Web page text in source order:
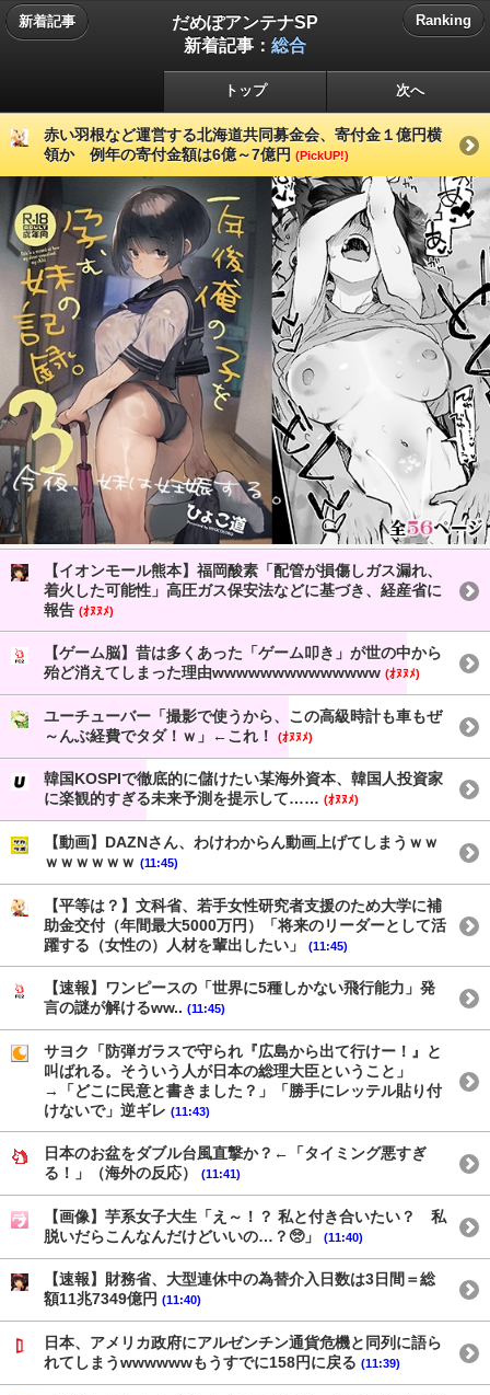
新着記事
だめぽアンテナSP
新着記事： 総合
Ranking
トップ 次へ
赤い羽根など運営する北海道共同募金会、寄付金１億円横
領か 例年の寄付金額は6億～7億円 (PickUP!)
【イオンモール熊本】福岡酸素「配管が損傷しガス漏れ、
着火した可能性」高圧ガス保安法などに基づき、経産省に
報告 (ｵﾇﾇﾒ)
【ゲーム脳】昔は多くあった「ゲーム叩き」が世の中から
殆ど消えてしまった理由wwwwwwwwwwwwww (ｵﾇﾇﾒ)
ユーチューバー「撮影で使うから、この高級時計も車もぜ
～んぶ経費でタダ！ｗ」←これ！
(ｵﾇﾇﾒ)
韓国KOSPIで徹底的に儲けたい某海外資本、韓国人投資家
に楽観的すぎる未来予測を提示して…… (ｵﾇﾇﾒ)
【動画】DAZNさん、わけわからん動画上げてしまうｗｗ
ｗｗｗｗｗｗ (11:45)
【平等は？】文科省、若手女性研究者支援のため大学に補
助金交付（年間最大5000万円）「将来のリーダーとして活
躍する（女性の）人材を輩出したい」
(11:45)
【速報】ワンピースの「世界に5種しかない飛行能力」発
言の謎が解けるww.. (11:45)
サヨク「防弾ガラスで守られ『広島から出て行けー！』と
叫ばれる。そういう人が日本の総理大臣ということ」
→「どこに民意と書きました？」「勝手にレッテル貼り付
けないで」逆ギレ (11:43)
日本のお盆をダブル台風直撃か？←「タイミング悪すぎ
る！」（海外の反応）
(11:41)
【画像】芋系女子大生「え～！？ 私と付き合いたい？ 私
脱いだらこんなんだけどいいの…？🥺」
(11:40)
【速報】財務省、大型連休中の為替介入日数は3日間＝総
額11兆7349億円 (11:40)
日本、アメリカ政府にアルゼンチン通貨危機と同列に語ら
れてしまうwwwwwwもうすでに158円に戻る (11:39)